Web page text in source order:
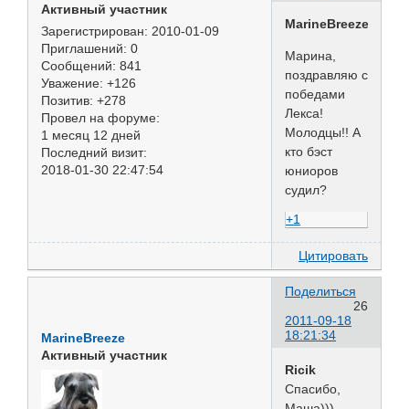
Активный участник
Зарегистрирован: 2010-01-09
Приглашений: 0
Сообщений: 841
Уважение: +126
Позитив: +278
Провел на форуме:
1 месяц 12 дней
Последний визит:
2018-01-30 22:47:54
MarineBreeze
Марина,
поздравляю с
победами
Лекса!
Молодцы!! А
кто бэст
юниоров
судил?
+1
Цитировать
Поделиться
26
2011-09-18
18:21:34
MarineBreeze
Активный участник
Ricik
Спасибо,